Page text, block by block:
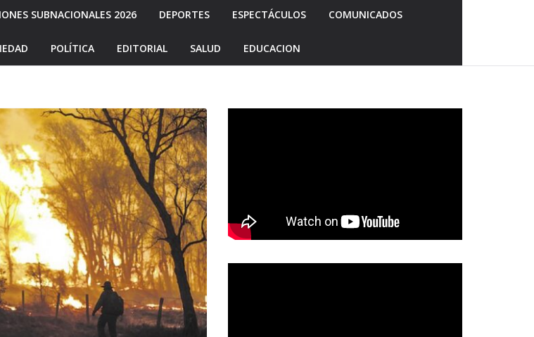
SUBNACIONALES 2026 DEPORTES ESPECTÁCULOS COMUNICADOS
POLÍTICA EDITORIAL SALUD EDUCACION